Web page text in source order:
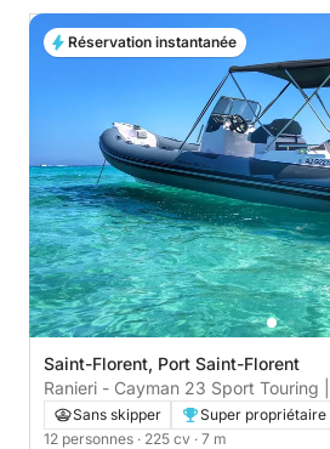
Saint-Florent, Port Saint-Florent
Ranieri - Cayman 23 Sport Touring |
Sans skipper Super propriétaire
12 personnes · 225 cv · 7 m
Réservation instantanée